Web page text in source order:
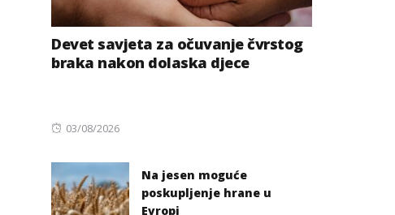
Devet savjeta za očuvanje čvrstog
braka nakon dolaska djece
Posted
03/08/2026
Na jesen moguće
poskupljenje hrane u
Evropi